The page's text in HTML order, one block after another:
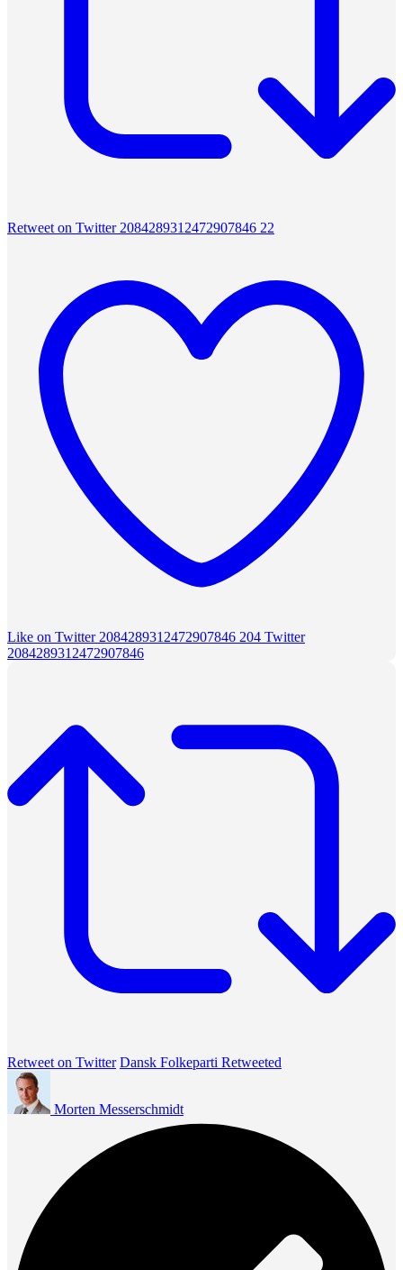
Retweet on Twitter 2084289312472907846 22
Like on Twitter 2084289312472907846 204 Twitter
2084289312472907846
Retweet on Twitter Dansk Folkeparti Retweeted
Morten Messerschmidt